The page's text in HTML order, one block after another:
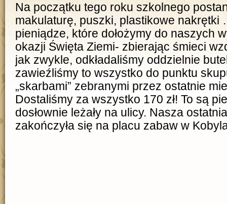
Na początku tego roku szkolnego
makulaturę, puszki, plastikowe nakrętki
pieniądze, które dołożymy do naszych
okazji Święta Ziemi- zbierając śmieci
jak zwykle, odkładaliśmy oddzielnie
zawieźliśmy to wszystko do punktu
„skarbami” zebranymi przez ostatnie
Dostaliśmy za wszystko 170 zł! To są
dosłownie leżały na ulicy. Nasza
zakończyła się na placu zabaw w